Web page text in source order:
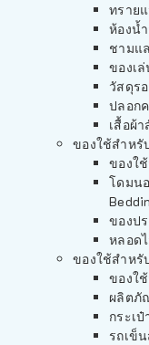
ทราย
ห้องน้
ชามแ
ของเ
วัสดุร
ปลอก
เสื้อผ้
ของใช้สำหรั
ของใ
โดมน
ของป
หลอด
ของใช้สำหรั
ของใ
ผลิตภั
กระเ
รถเข็